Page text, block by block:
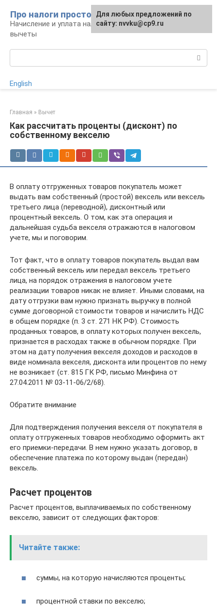
контенту
Про налоги просто
Начисление и уплата налогов, налоговые
вычеты
English
Главная » Вычет
Как рассчитать проценты (дисконт) по
собственному векселю
В оплату отгруженных товаров покупатель может
выдать вам собственный (простой) вексель или вексель
третьего лица (переводной), дисконтный или
процентный вексель. О том, как эта операция и
дальнейшая судьба векселя отражаются в налоговом
учете, мы и поговорим.
Тот факт, что в оплату товаров покупатель выдал вам
собственный вексель или передал вексель третьего
лица, на порядок отражения в налоговом учете
реализации товаров никак не влияет. Иными словами, на
дату отгрузки вам нужно признать выручку в полной
сумме договорной стоимости товаров и начислить НДС
в общем порядке (п. 3 ст. 271 НК РФ). Стоимость
проданных товаров, в оплату которых получен вексель,
признается в расходах также в обычном порядке. При
этом на дату получения векселя доходов и расходов в
виде номинала векселя, дисконта или процентов по нему
не возникает (ст. 815 ГК РФ, письмо Минфина от
27.04.2011 № 03-11-06/2/68).
Обратите внимание
Для подтверждения получения векселя от покупателя в
оплату отгруженных товаров необходимо оформить акт
его приемки-передачи. В нем нужно указать договор, в
обеспечение платежа по которому выдан (передан)
вексель.
Расчет процентов
Расчет процентов, выплачиваемых по собственному
векселю, зависит от следующих факторов:
Читайте также:
суммы, на которую начисляются проценты;
процентной ставки по векселю;
Для любых предложений по
сайту: nvvku@cp9.ru